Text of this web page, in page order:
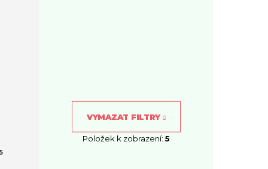
5
VYMAZAT FILTRY
Položek k zobrazení: 5